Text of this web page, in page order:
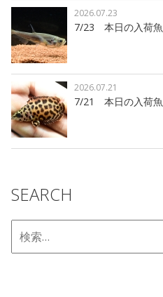
7/23 本日の入荷魚
2026.07.23
7/21 本日の入荷魚
2026.07.21
SEARCH